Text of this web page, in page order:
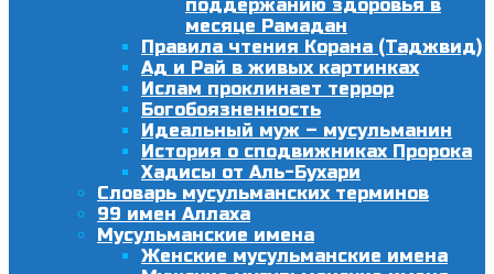
поддержанию здоровья в
месяце Рамадан
Правила чтения Корана (Таджвид)
Ад и Рай в живых картинках
Ислам проклинает террор
Богобоязненность
Идеальный муж – мусульманин
История о сподвижниках Пророка
Хадисы от Аль-Бухари
Словарь мусульманских терминов
99 имен Аллаха
Мусульманские имена
Женские мусульманские имена